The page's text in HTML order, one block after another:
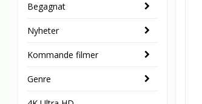
Begagnat
Nyheter
Kommande filmer
Genre